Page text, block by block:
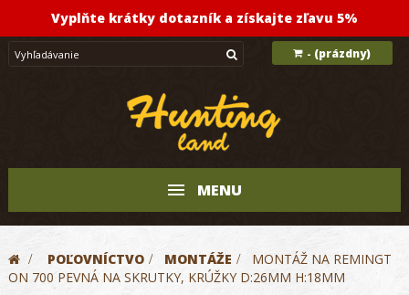
Vyplňte krátky dotazník a získajte zľavu 5%
- (prázdny)
MENU
> POĽOVNÍCTVO > MONTÁŽE >
MONTÁŽ NA REMINGT
ON 700 PEVNÁ NA SKRUTKY, KRÚŽKY D:26MM H:18MM